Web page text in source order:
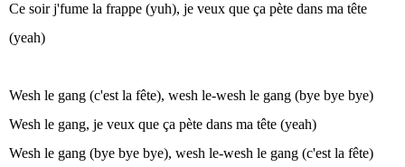
Ce soir j'fume la frappe (yuh), je veux que ça pète dans ma tête
(yeah)
Wesh le gang (c'est la fête), wesh le-wesh le gang (bye bye bye)
Wesh le gang, je veux que ça pète dans ma tête (yeah)
Wesh le gang (bye bye bye), wesh le-wesh le gang (c'est la fête)